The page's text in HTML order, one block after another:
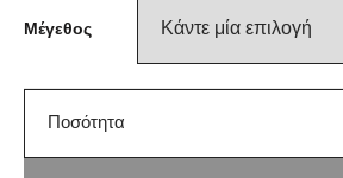
Μέγεθος
Ποσότητα